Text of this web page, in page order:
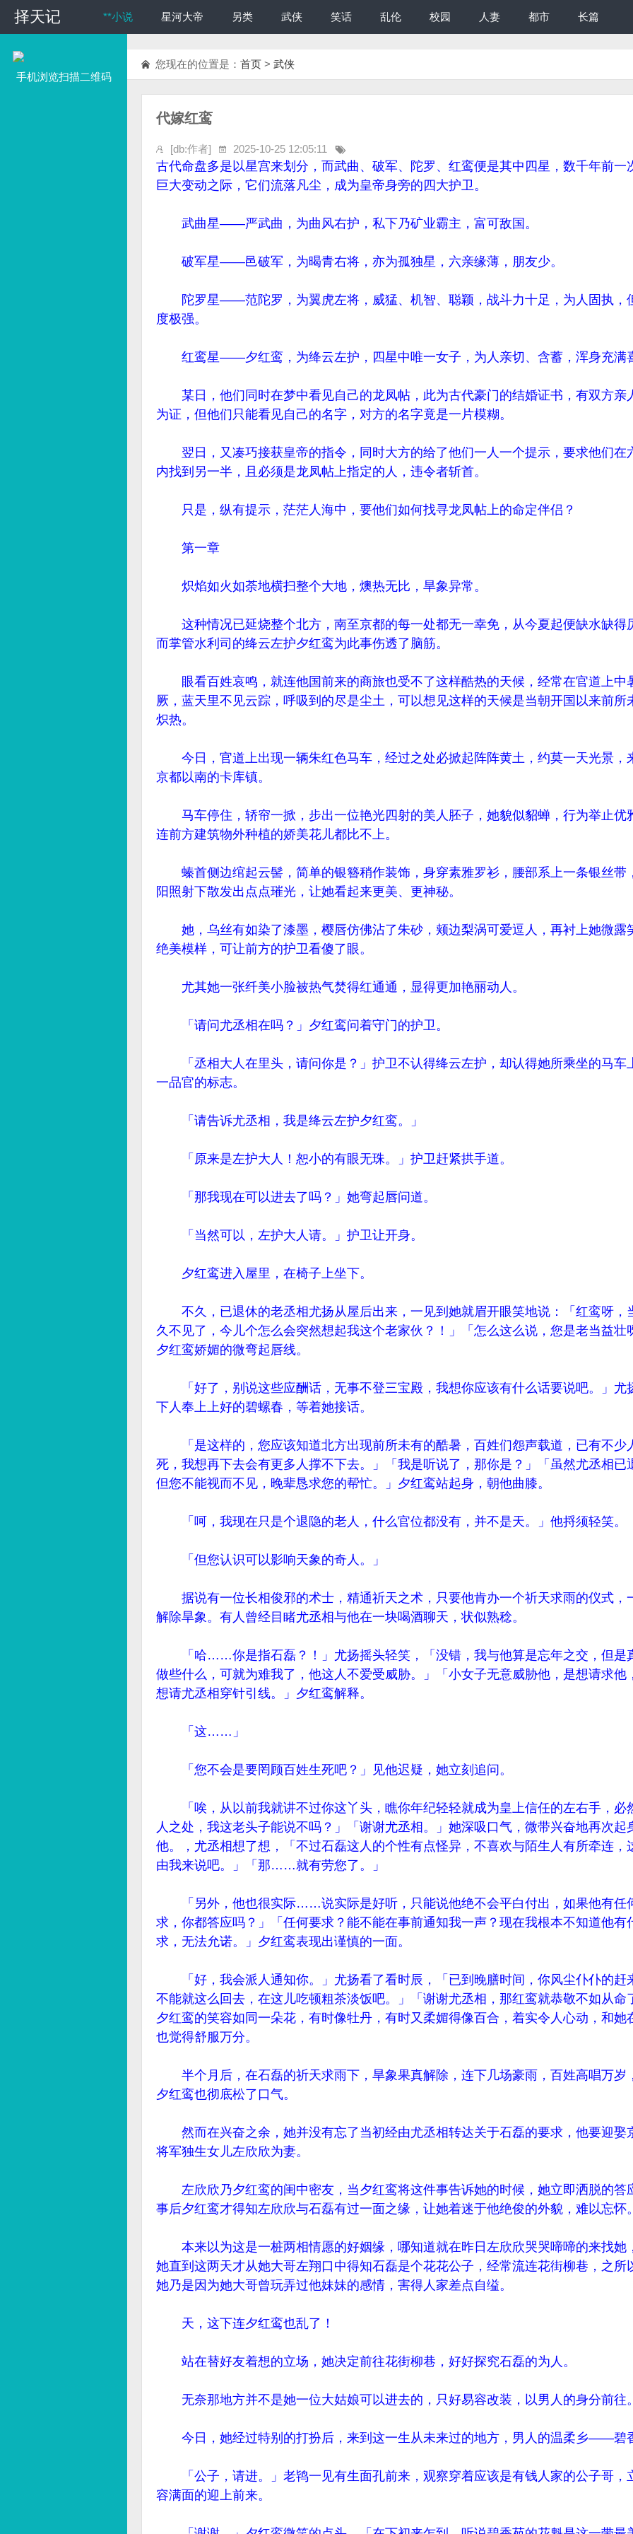
择天记
择天记 **小说 星河大帝 另类 武侠 笑话 乱伦 校园 人妻 都市 长篇
手机浏览扫描二维码
您现在的位置是： 首页 > 武侠
代嫁红鸾
[db:作者] 2025-10-25 12:05:11
古代命盘多是以星宫来划分，而武曲、破军、陀罗、红鸾便是其中四星，数千年前一
巨大变动之际，它们流落凡尘，成为皇帝身旁的四大护卫。
武曲星——严武曲，为曲风右护，私下乃矿业霸主，富可敌国。
破军星——邑破军，为暍青右将，亦为孤独星，六亲缘薄，朋友少。
陀罗星——范陀罗，为翼虎左将，威猛、机智、聪颖，战斗力十足，为人固执，
度极强。
红鸾星——夕红鸾，为绛云左护，四星中唯一女子，为人亲切、含蓄，浑身充满
某日，他们同时在梦中看见自己的龙凤帖，此为古代豪门的结婚证书，有双方亲
为证，但他们只能看见自己的名字，对方的名字竟是一片模糊。
翌日，又凑巧接获皇帝的指令，同时大方的给了他们一人一个提示，要求他们在
内找到另一半，且必须是龙凤帖上指定的人，违令者斩首。
只是，纵有提示，茫茫人海中，要他们如何找寻龙凤帖上的命定伴侣？
第一章
炽焰如火如荼地横扫整个大地，燠热无比，旱象异常。
这种情况已延烧整个北方，南至京都的每一处都无一幸免，从今夏起便缺水缺得
而掌管水利司的绛云左护夕红鸾为此事伤透了脑筋。
眼看百姓哀鸣，就连他国前来的商旅也受不了这样酷热的天候，经常在官道上中
厥，蓝天里不见云踪，呼吸到的尽是尘土，可以想见这样的天候是当朝开国以来前所
炽热。
今日，官道上出现一辆朱红色马车，经过之处必掀起阵阵黄土，约莫一天光景，
京都以南的卡库镇。
马车停住，轿帘一掀，步出一位艳光四射的美人胚子，她貌似貂蝉，行为举止优
连前方建筑物外种植的娇美花儿都比不上。
螓首侧边绾起云髻，简单的银簪稍作装饰，身穿素雅罗衫，腰部系上一条银丝带
阳照射下散发出点点璀光，让她看起来更美、更神秘。
她，乌丝有如染了漆墨，樱唇仿佛沾了朱砂，颊边梨涡可爱逗人，再衬上她微露
绝美模样，可让前方的护卫看傻了眼。
尤其她一张纤美小脸被热气焚得红通通，显得更加艳丽动人。
「请问尤丞相在吗？」夕红鸾问着守门的护卫。
「丞相大人在里头，请问你是？」护卫不认得绛云左护，却认得她所乘坐的马车
一品官的标志。
「请告诉尤丞相，我是绛云左护夕红鸾。」
「原来是左护大人！恕小的有眼无珠。」护卫赶紧拱手道。
「那我现在可以进去了吗？」她弯起唇问道。
「当然可以，左护大人请。」护卫让开身。
夕红鸾进入屋里，在椅子上坐下。
不久，已退休的老丞相尤扬从屋后出来，一见到她就眉开眼笑地说：「红鸾呀，
久不见了，今儿个怎么会突然想起我这个老家伙？！」「怎么这么说，您是老当益壮
夕红鸾娇媚的微弯起唇线。
「好了，别说这些应酬话，无事不登三宝殿，我想你应该有什么话要说吧。」尤
下人奉上上好的碧螺春，等着她接话。
「是这样的，您应该知道北方出现前所未有的酷暑，百姓们怨声载道，已有不少
死，我想再下去会有更多人撑不下去。」「我是听说了，那你是？」「虽然尤丞相已
但您不能视而不见，晚辈恳求您的帮忙。」夕红鸾站起身，朝他曲膝。
「呵，我现在只是个退隐的老人，什么官位都没有，并不是天。」他捋须轻笑。
「但您认识可以影响天象的奇人。」
据说有一位长相俊邪的术士，精通祈天之术，只要他肯办一个祈天求雨的仪式，
解除旱象。有人曾经目睹尤丞相与他在一块喝酒聊天，状似熟稔。
「哈……你是指石磊？！」尤扬摇头轻笑，「没错，我与他算是忘年之交，但是
做些什么，可就为难我了，他这人不爱受威胁。」「小女子无意威胁他，是想请求他
想请尤丞相穿针引线。」夕红鸾解释。
「这……」
「您不会是要罔顾百姓生死吧？」见他迟疑，她立刻追问。
「唉，从以前我就讲不过你这丫头，瞧你年纪轻轻就成为皇上信任的左右手，必
人之处，我这老头子能说不吗？」「谢谢尤丞相。」她深吸口气，微带兴奋地再次起
他。，尤丞相想了想，「不过石磊这人的个性有点怪异，不喜欢与陌生人有所牵连，
由我来说吧。」「那……就有劳您了。」
「另外，他也很实际……说实际是好听，只能说他绝不会平白付出，如果他有任
求，你都答应吗？」「任何要求？能不能在事前通知我一声？现在我根本不知道他有
求，无法允诺。」夕红鸾表现出谨慎的一面。
「好，我会派人通知你。」尤扬看了看时辰，「已到晚膳时间，你风尘仆仆的赶
不能就这么回去，在这儿吃顿粗茶淡饭吧。」「谢谢尤丞相，那红鸾就恭敬不如从命
夕红鸾的笑容如同一朵花，有时像牡丹，有时又柔媚得像百合，着实令人心动，和她
也觉得舒服万分。
半个月后，在石磊的祈天求雨下，旱象果真解除，连下几场豪雨，百姓高唱万岁
夕红鸾也彻底松了口气。
然而在兴奋之余，她并没有忘了当初经由尤丞相转达关于石磊的要求，他要迎娶
将军独生女儿左欣欣为妻。
左欣欣乃夕红鸾的闺中密友，当夕红鸾将这件事告诉她的时候，她立即洒脱的答
事后夕红鸾才得知左欣欣与石磊有过一面之缘，让她着迷于他绝俊的外貌，难以忘怀
本来以为这是一桩两相情愿的好姻缘，哪知道就在昨日左欣欣哭哭啼啼的来找她
她直到这两天才从她大哥左翔口中得知石磊是个花花公子，经常流连花街柳巷，之所
她乃是因为她大哥曾玩弄过他妹妹的感情，害得人家差点自缢。
天，这下连夕红鸾也乱了！
站在替好友着想的立场，她决定前往花街柳巷，好好探究石磊的为人。
无奈那地方并不是她一位大姑娘可以进去的，只好易容改装，以男人的身分前往
今日，她经过特别的打扮后，来到这一生从未来过的地方，男人的温柔乡——碧
「公子，请进。」老鸨一见有生面孔前来，观察穿着应该是有钱人家的公子哥，
容满面的迎上前来。